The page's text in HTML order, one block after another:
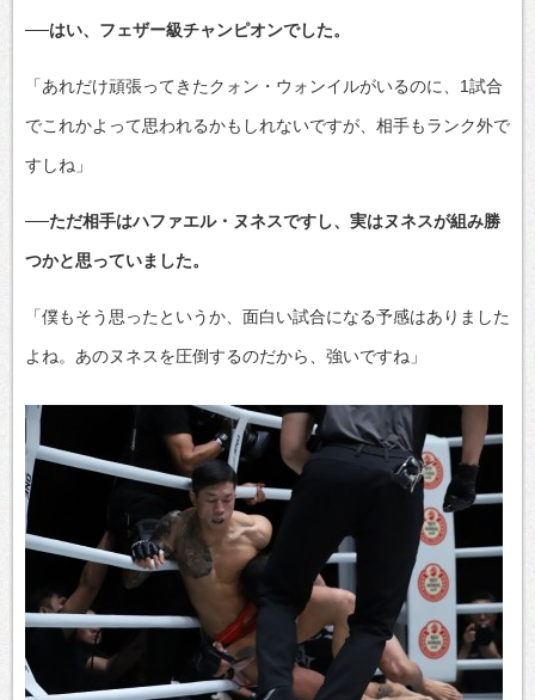
──はい、フェザー級チャンピオンでした。
「あれだけ頑張ってきたクォン・ウォンイルがいるのに、1試合
でこれかよって思われるかもしれないですが、相手もランク外で
すしね」
──ただ相手はハファエル・ヌネスですし、実はヌネスが組み勝
つかと思っていました。
「僕もそう思ったというか、面白い試合になる予感はありました
よね。あのヌネスを圧倒するのだから、強いですね」